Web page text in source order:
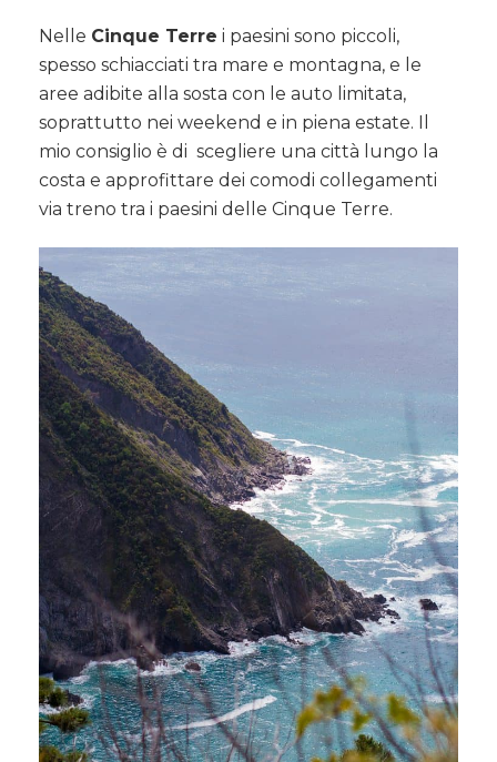
Nelle Cinque Terre i paesini sono piccoli,
spesso schiacciati tra mare e montagna, e le
aree adibite alla sosta con le auto limitata,
soprattutto nei weekend e in piena estate. Il
mio consiglio è di scegliere una città lungo la
costa e approfittare dei comodi collegamenti
via treno tra i paesini delle Cinque Terre.